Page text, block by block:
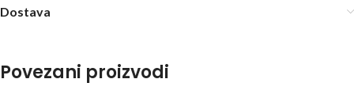
Dostava
Povezani proizvodi